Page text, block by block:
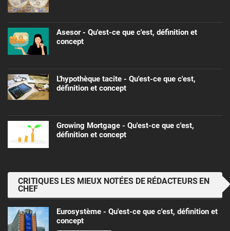
Asesor - Qu'est-ce que c'est, définition et
concept
L'hypothèque tacite - Qu'est-ce que c'est,
définition et concept
Growing Mortgage - Qu'est-ce que c'est,
définition et concept
CRITIQUES LES MIEUX NOTÉES DE RÉDACTEURS EN
CHEF
Eurosystème - Qu'est-ce que c'est, définition et
concept